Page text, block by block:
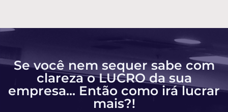
Se você nem sequer sabe com
clareza o LUCRO da sua
empresa... Então como irá lucrar
mais?!